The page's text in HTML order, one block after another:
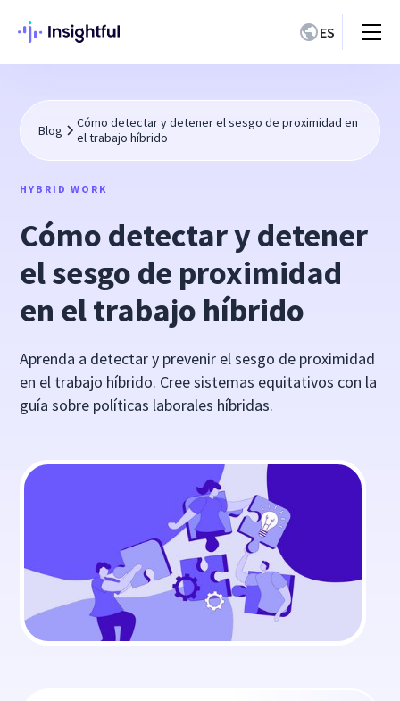
ES
Blog
Cómo detectar y detener el sesgo de proximidad en
el trabajo híbrido
HYBRID WORK
Cómo detectar y detener
el sesgo de proximidad
en el trabajo híbrido
Aprenda a detectar y prevenir el sesgo de proximidad
en el trabajo híbrido. Cree sistemas equitativos con la
guía sobre políticas laborales híbridas.